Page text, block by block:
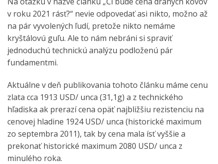
v roku 2021 rásť?“ nevie odpovedať asi nikto, možno až
na pár vyvolených ľudí, pretože nikto nemáme
kryštálovú guľu. Ale to nám nebráni si spraviť
jednoduchú technickú analýzu podloženú pár
fundamentmi.
Aktuálne v deň publikovania tohoto článku máme cenu
zlata cca 1913 USD/ unca (31,1g) a z technického
hľadiska ak prerazí cena opäť najbližšiu rezistenciu na
cenovej hladine 1924 USD/ unca (historické maximum
zo septembra 2011), tak by cena mala ísť vyššie a
prekonať historické maximum 2080 USD/ unca z
minulého roka.